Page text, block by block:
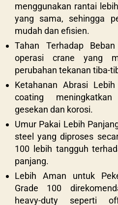
menggunakan rantai
yang sama, sehingga
mudah dan efisien.
Tahan Terhadap
operasi crane yang
perubahan tekanan tiba-
Ketahanan Abrasi
coating
gesekan dan korosi.
Umur Pakai Lebih
steel yang diproses
100 lebih tangguh
panjang.
Lebih Aman untuk
Grade 100
heavy-duty seperti